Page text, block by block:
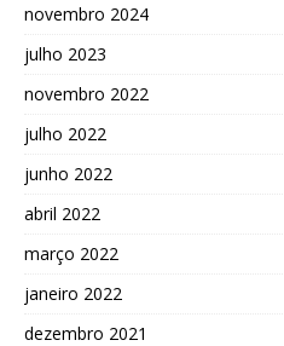
novembro 2024
julho 2023
novembro 2022
julho 2022
junho 2022
abril 2022
março 2022
janeiro 2022
dezembro 2021